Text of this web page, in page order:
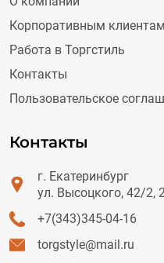
Корпоративным клиентам
Работа в Торгстиль
Контакты
Пользовательское
Контакты
г. Екатеринбург
ул. Высоцкого, 42/2,
+7(343)345-04-16
torgstyle@mail.ru